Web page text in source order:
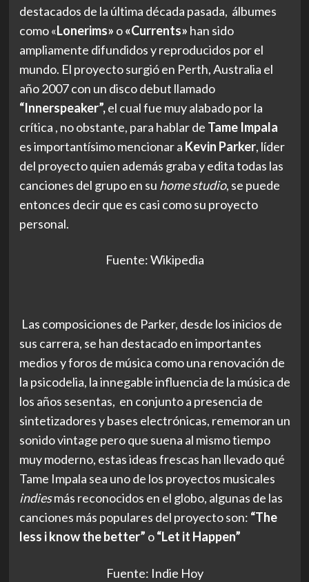
destacados de la última década pasada, álbumes
como «Lonerims» o«Currents» han sido
ampliamente difundidos y reproducidos por el
mundo. El proyecto surgió en Perth, Australia el
año 2007 con un disco debut llamado
“Innerspeaker”,el cualfue muy alabado por la
crítica , no obstante, para hablar de Tame Impala
es importantísimo mencionar a Kevin Parker, líder
del proyecto quien además graba y edita todas las
canciones del grupo en su home studio, se puede
entonces decir que es casi como su proyecto
personal.
Fuente: Wikipedia
Las composiciones de Parker, desde los inicios de
sus carrera, se han destacado en importantes
medios y foros de música como una renovación de
la psicodelia, la innegable influencia de la música de
los años sesentas, en conjunto a presencia de
sintetizadores y bases electrónicas, rememoran un
sonido vintage pero que suena al mismo tiempo
muy moderno, estas ideas frescas han llevado qué
Tame Impala sea uno de los proyectos musicales
indiesmás reconocidos en el globo, algunas de las
canciones más populares del proyecto son: “The
less i know the better” o“Let it Happen”
Fuente: Indie Hoy